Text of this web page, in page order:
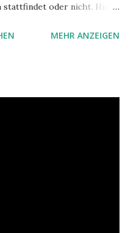
stattfindet oder nicht. Hier
MEHR ANZEIGEN